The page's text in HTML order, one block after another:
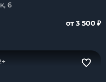
6
от 3 500 ₽